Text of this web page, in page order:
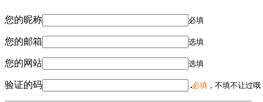
您的昵称 必填
您的邮箱 选填
您的网站 选填
验证的码 必填 ，不填不让过